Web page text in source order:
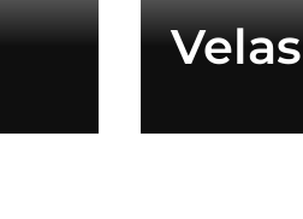
Velas